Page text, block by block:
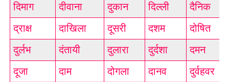
दिमाग
दीवाना दुकान दिल्ली
दैनिक
द्राक्ष
दाखिला दूसरी दशम
दोषित
दुर्लभ
दंतायी दुलारा दुर्दशा
दमन
दूजा
दाम दोगला दानव
दुर्वहवर